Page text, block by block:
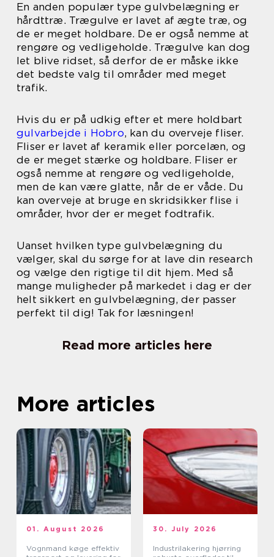
En anden populær type gulvbelægning er
hårdttræ. Trægulve er lavet af ægte træ, og
de er meget holdbare. De er også nemme at
rengøre og vedligeholde. Trægulve kan dog
let blive ridset, så derfor de er måske ikke
det bedste valg til områder med meget
trafik.
Hvis du er på udkig efter et mere holdbart
gulvarbejde i Hobro, kan du overveje fliser.
Fliser er lavet af keramik eller porcelæn, og
de er meget stærke og holdbare. Fliser er
også nemme at rengøre og vedligeholde,
men de kan være glatte, når de er våde. Du
kan overveje at bruge en skridsikker flise i
områder, hvor der er meget fodtrafik.
Uanset hvilken type gulvbelægning du
vælger, skal du sørge for at lave din research
og vælge den rigtige til dit hjem. Med så
mange muligheder på markedet i dag er der
helt sikkert en gulvbelægning, der passer
perfekt til dig! Tak for læsningen!
Read more articles here
More articles
01. August 2026
Vognmand køge effektiv
30. July 2026
Industrilakering hjørring